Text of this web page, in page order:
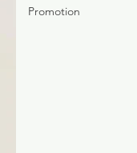
Promotion